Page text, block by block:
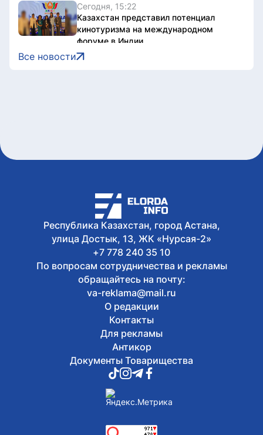
Сегодня, 15:22
Казахстан представил потенциал
кинотуризма на международном
форуме в Индии
Сегодня, 15:22
Жители Астаны получат возможность
Как очищают реку Есиль от
водорослей, тины и мусора в Астане
Все новости
Республика Казахстан, город Астана,
улица Достык, 13, ЖК «Нурсая-2»
+7 778 240 35 10
По вопросам сотрудничества и рекламы
обращайтесь на почту:
va-reklama@mail.ru
О редакции
Контакты
Для рекламы
Антикор
Документы Товарищества